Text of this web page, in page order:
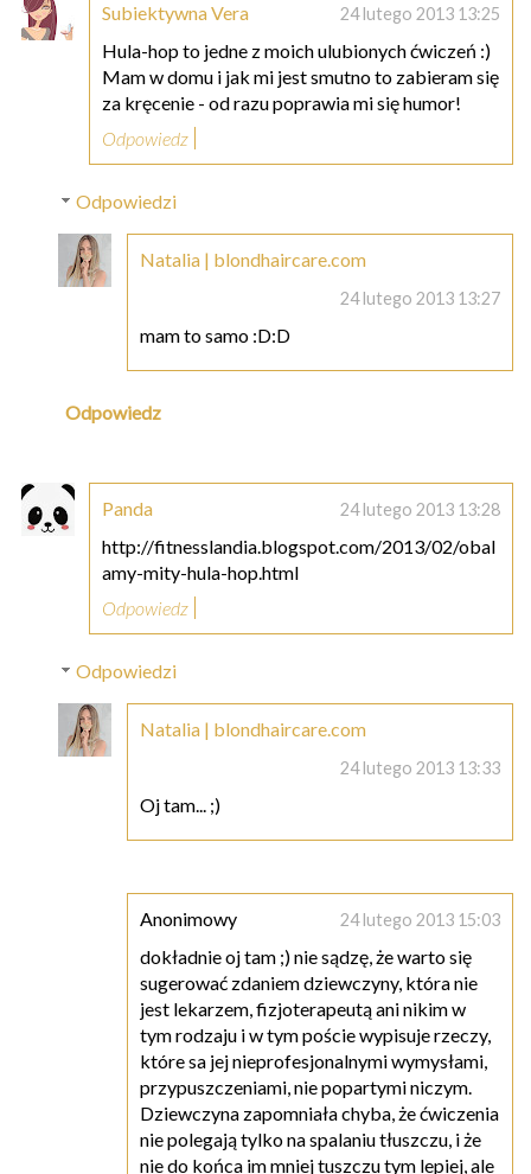
Subiektywna Vera 24 lutego 2013 13:25
Hula-hop to jedne z moich ulubionych ćwiczeń :)
Mam w domu i jak mi jest smutno to zabieram się
za kręcenie - od razu poprawia mi się humor!
Odpowiedz
Odpowiedzi
Natalia | blondhaircare.com
24 lutego 2013 13:27
mam to samo :D:D
Odpowiedz
Panda 24 lutego 2013 13:28
http://fitnesslandia.blogspot.com/2013/02/obal
amy-mity-hula-hop.html
Odpowiedz
Odpowiedzi
Natalia | blondhaircare.com
24 lutego 2013 13:33
Oj tam... ;)
Anonimowy 24 lutego 2013 15:03
dokładnie oj tam ;) nie sądzę, że warto się
sugerować zdaniem dziewczyny, która nie
jest lekarzem, fizjoterapeutą ani nikim w
tym rodzaju i w tym poście wypisuje rzeczy,
które sa jej nieprofesjonalnymi wymysłami,
przypuszczeniami, nie popartymi niczym.
Dziewczyna zapomniała chyba, że ćwiczenia
nie polegają tylko na spalaniu tłuszczu, i że
nie do końca im mniej tuszczu tym lepiej, ale